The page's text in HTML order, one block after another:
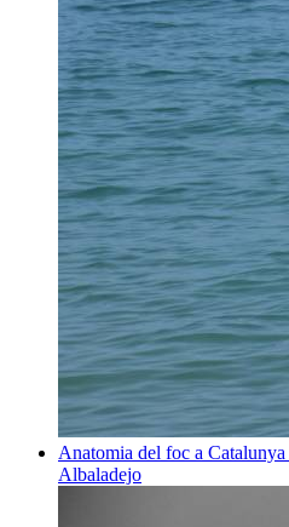
Anatomia del foc a Catalunya
Albaladejo